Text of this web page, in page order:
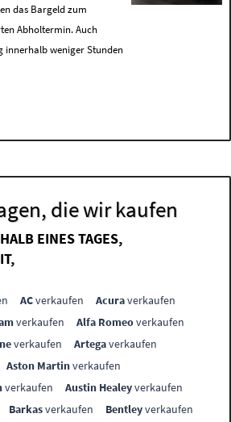
das Bargeld zum
Abholtermin. Auch
innerhalb weniger Stunden
die wir kaufen
EINES TAGES,
ACverkaufen Acuraverkaufen
verkaufen Alfa Romeoverkaufen
verkaufen Artegaverkaufen
Aston Martinverkaufen
verkaufen Austin Healeyverkaufen
Barkasverkaufen Bentleyverkaufen